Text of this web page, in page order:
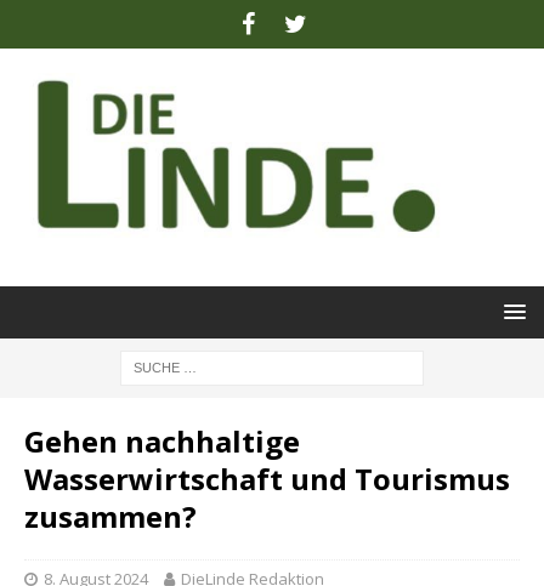
Gehen nachhaltige
Wasserwirtschaft und Tourismus
zusammen?
8. August 2024 DieLinde Redaktion